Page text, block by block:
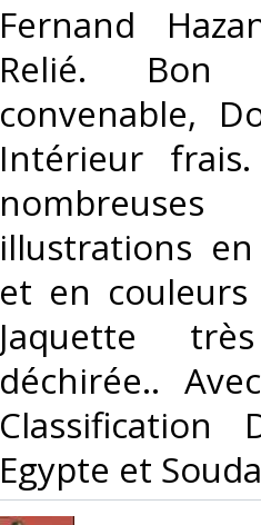
‎Fernand
Relié. Bon
convenable,
Intérieur
illustrations
et en
Jaquette
déchirée..
Classification
Egypte et